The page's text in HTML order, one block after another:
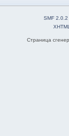
SMF 2.0.2
Страница